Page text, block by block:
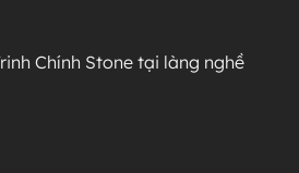
Chính Stone tại làng nghề